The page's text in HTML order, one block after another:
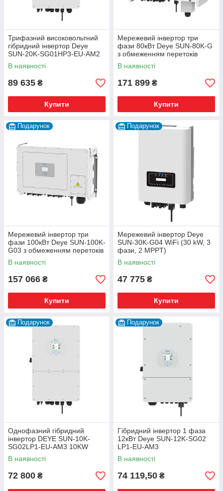
Трифазний високовольтний
гібридний інвертор Deye
SUN-20K-SG01HP3-EU-AM2
20KW
В наявності
89 635 ₴
Купити
Мережевий інвертор три
фази 80кВт Deye SUN-80K-G
з обмеженням перетоків
В наявності
171 899 ₴
Купити
Подарунок
Мережевий інвертор три
фази 100кВт Deye SUN-100K-
G03 з обмеженням перетоків
В наявності
157 066 ₴
Купити
Подарунок
Мережевий інвертор Deye
SUN-30K-G04 WiFi (30 kW, 3
фази, 2 MPPT)
В наявності
47 775 ₴
Купити
Подарунок
Однофазний гібридний
інвертор DEYE SUN-10K-
SG02LP1-EU-AM3 10KW
В наявності
72 800 ₴
Подарунок
Гібридний інвертор 1 фаза
12кВт Deye SUN-12K-SG02
LP1-EU-AM3
В наявності
74 119,50 ₴